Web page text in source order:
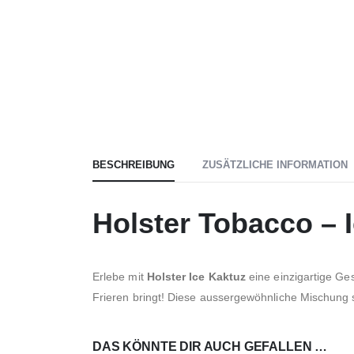
BESCHREIBUNG ZUSÄTZLICHE INFORMATION
Holster Tobacco –
Erlebe mit Holster Ice Kaktuz eine einzigartige
Frieren bringt! Diese aussergewöhnliche
DAS KÖNNTE DIR AUCH GEFALLEN …